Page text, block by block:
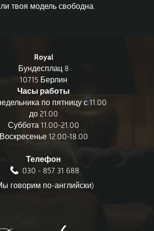
твоя модель свободна.
Royal
Бундесплац 8
10715 Берлин
Часы работы
по пятницу с 11.00
до 21.00
Суббота 11.00-21.00
Воскресенье 12.00-18.00
Телефон
030 - 857 31 688
говорим по-английски)